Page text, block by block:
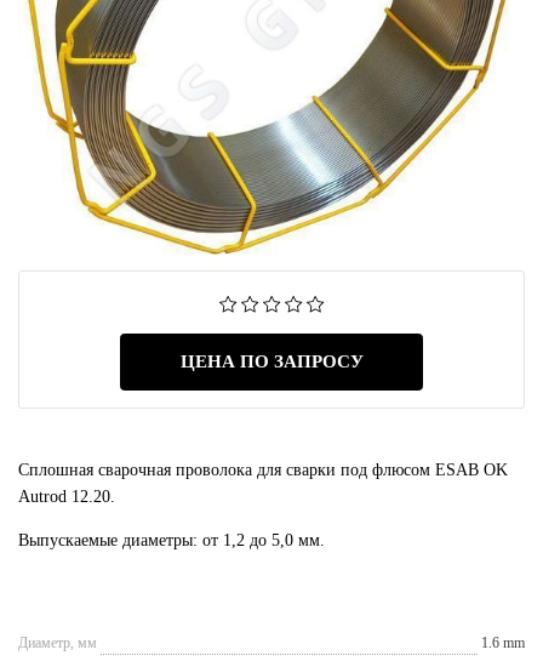
ЦЕНА ПО ЗАПРОСУ
Сплошная сварочная проволока для сварки под флюсом ESAB OK
Autrod 12.20.
Выпускаемые диаметры: от 1,2 до 5,0 мм.
Диаметр, мм
1.6 mm